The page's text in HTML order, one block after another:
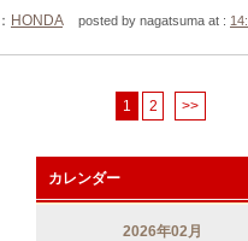
HONDA posted by nagatsuma at :
1 2 >>
カレンダー
2026年02月